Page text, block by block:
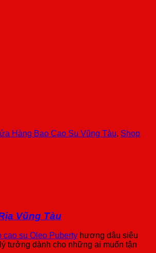
Hàng Bao Cao Su Vũng Tàu, Shop
Vũng Tàu
cao su Oleo Puberty hương dâu siêu
tưởng dành cho những ai muốn tận